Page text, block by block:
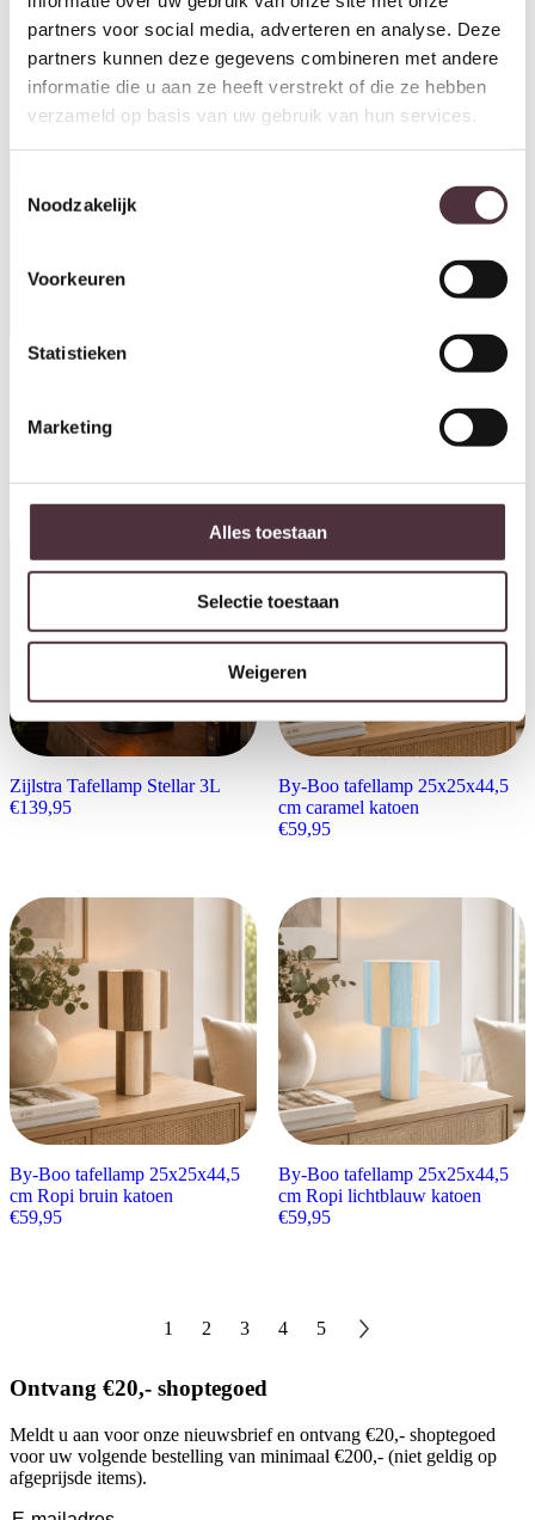
partners voor social media, adverteren en analyse. Deze
partners kunnen deze gegevens combineren met andere
informatie die u aan ze heeft verstrekt of die ze hebben
verzameld op basis van uw gebruik van hun services.
Noodzakelijk
Voorkeuren
Statistieken
Marketing
Alles toestaan
Selectie toestaan
Weigeren
Zijlstra Tafellamp Sepiora 2L
69,95
Zijlstra Tafellamp Curl 1L
€79,95
Tricolore 2L
69,95
Zijlstra Tafellamp Stellar 3L
€139,95
By-Boo tafellamp 25x25x44,5
cm caramel katoen
€59,95
By-Boo tafellamp 25x25x44,5
cm Ropi bruin katoen
€59,95
By-Boo tafellamp 25x25x44,5
cm Ropi lichtblauw katoen
€59,95
1 2 3 4 5
Ontvang €20,- shoptegoed
Meldt u aan voor onze nieuwsbrief en ontvang €20,- shoptegoed
voor uw volgende bestelling van minimaal €200,- (niet geldig op
afgeprijsde items).